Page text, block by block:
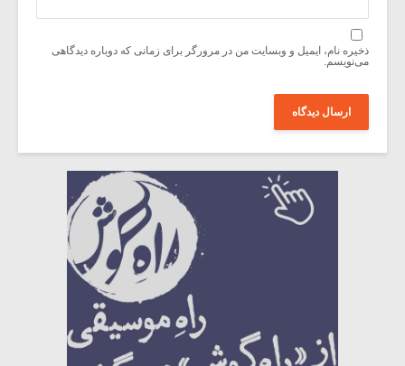
ذخیره نام، ایمیل و وبسایت من در مرورگر برای زمانی که دوباره دیدگاهی
می‌نویسم.